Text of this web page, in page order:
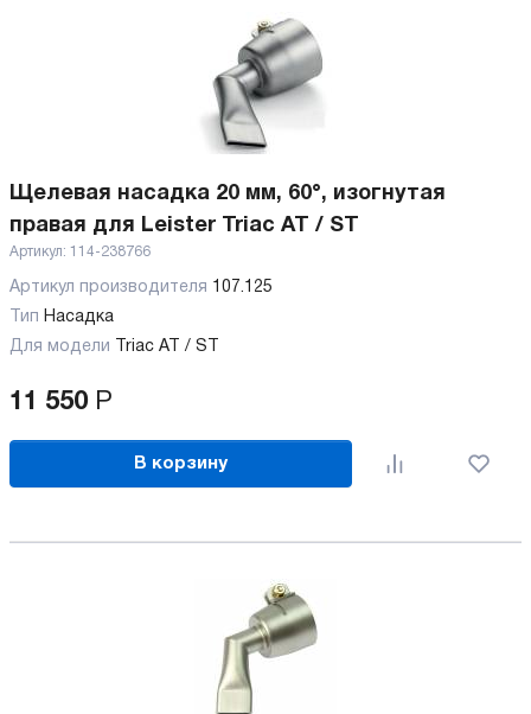
Щелевая насадка 20 мм, 60°, изогнутая
правая для Leister Triac AT / ST
Артикул: 114-238766
Артикул производителя 107.125
Тип Насадка
Для модели
Triac AT / ST
11 550 Р
В корзину